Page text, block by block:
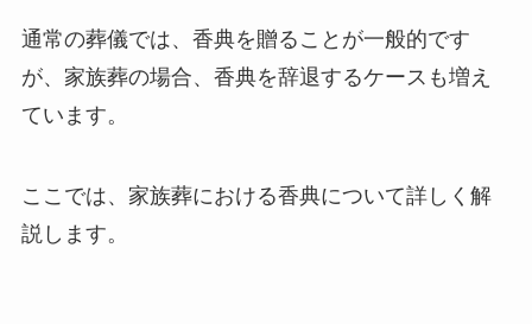
通常の葬儀では、香典を贈ることが一般的です
が、家族葬の場合、香典を辞退するケースも増え
ています。
ここでは、家族葬における香典について詳しく解
説します。